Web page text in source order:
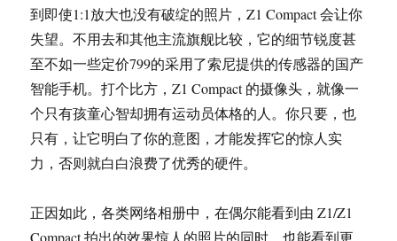
到即使1:1放大也没有破绽的照片，Z1 Compact 会让你
失望。不用去和其他主流旗舰比较，它的细节锐度甚
至不如一些定价799的采用了索尼提供的传感器的国产
智能手机。打个比方，Z1 Compact 的摄像头，就像一
个只有孩童心智却拥有运动员体格的人。你只要，也
只有，让它明白了你的意图，才能发挥它的惊人实
力，否则就白白浪费了优秀的硬件。
正因如此，各类网络相册中，在偶尔能看到由 Z1/Z1
Compact 拍出的效果惊人的照片的同时，也能看到更